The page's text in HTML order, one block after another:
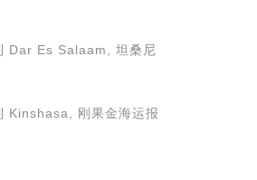
Dar Es Salaam, 坦桑尼
Kinshasa, 刚果金海运报